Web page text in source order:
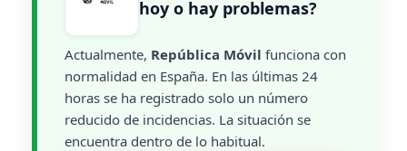
hoy o hay problemas?
Actualmente, República Móvil funciona con
normalidad en España. En las últimas 24
horas se ha registrado solo un número
reducido de incidencias. La situación se
encuentra dentro de lo habitual.